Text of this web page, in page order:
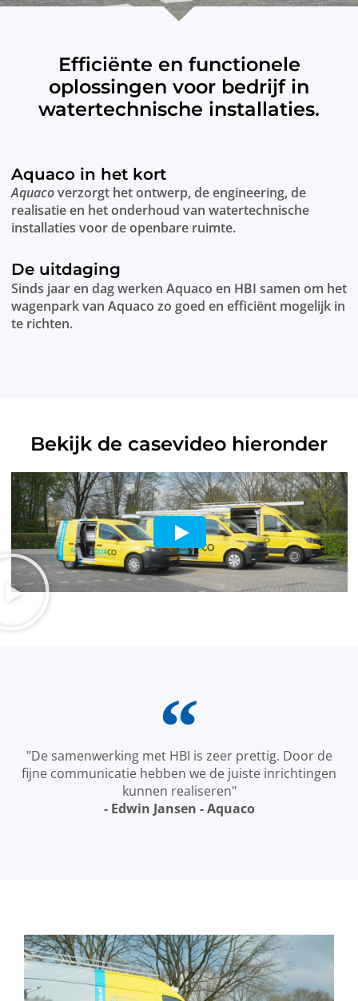
Efficiënte en functionele
oplossingen voor bedrijf in
watertechnische installaties.
Aquaco in het kort
Aquacoverzorgt het ontwerp, de engineering, de
realisatie en het onderhoud van watertechnische
installaties voor de openbare ruimte.
De uitdaging
Sinds jaar en dag werken Aquaco en HBI samen om het
wagenpark van Aquaco zo goed en efficiënt mogelijk in
te richten.
Bekijk de casevideo hieronder
"De samenwerking met HBI is zeer prettig. Door de
fijne communicatie hebben we de juiste inrichtingen
kunnen realiseren"
- Edwin Jansen - Aquaco